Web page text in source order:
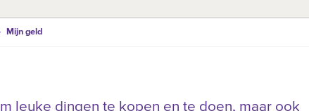
Mijn geld
leuke dingen te kopen en te doen, maar ook